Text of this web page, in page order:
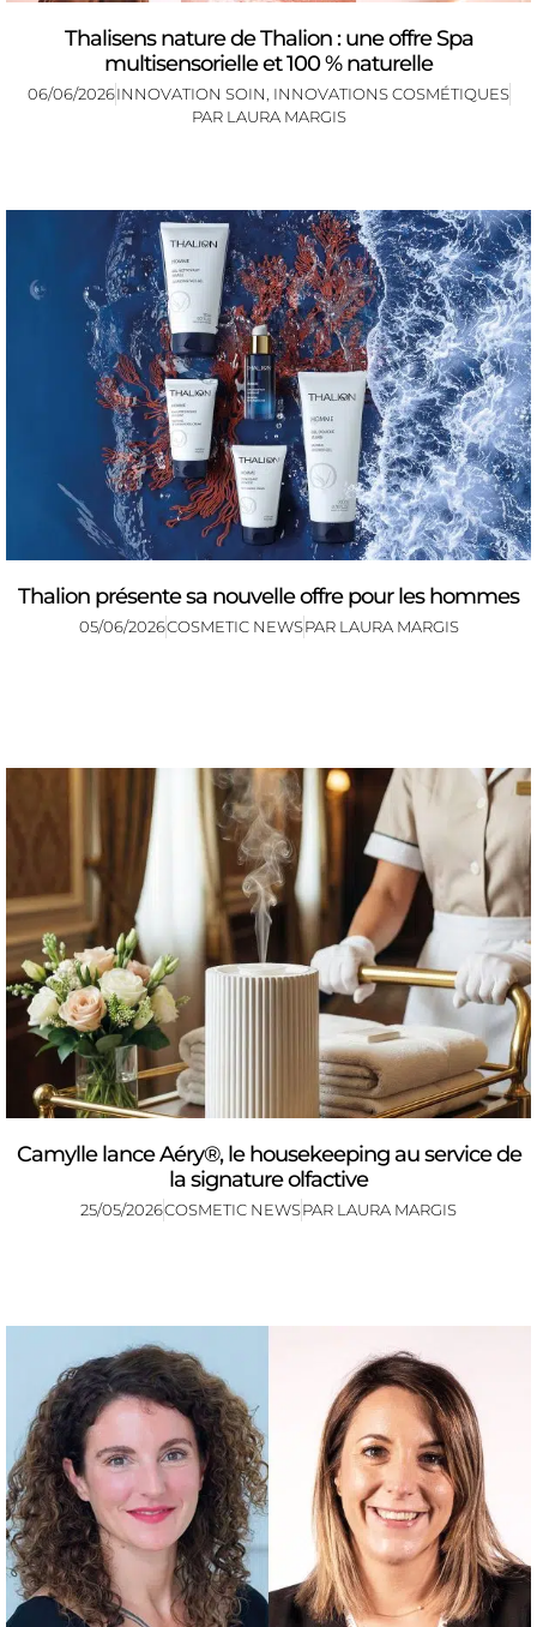
Thalisens nature de Thalion : une offre Spa
multisensorielle et 100 % naturelle
06/06/2026INNOVATION SOIN INNOVATIONS COSMÉTIQUES
PAR LAURA MARGIS
Thalion présente sa nouvelle offre pour les hommes
05/06/2026COSMETIC NEWSPAR LAURA MARGIS
Camylle lance Aéry®, le housekeeping au service de
la signature olfactive
25/05/2026COSMETIC NEWSPAR LAURA MARGIS